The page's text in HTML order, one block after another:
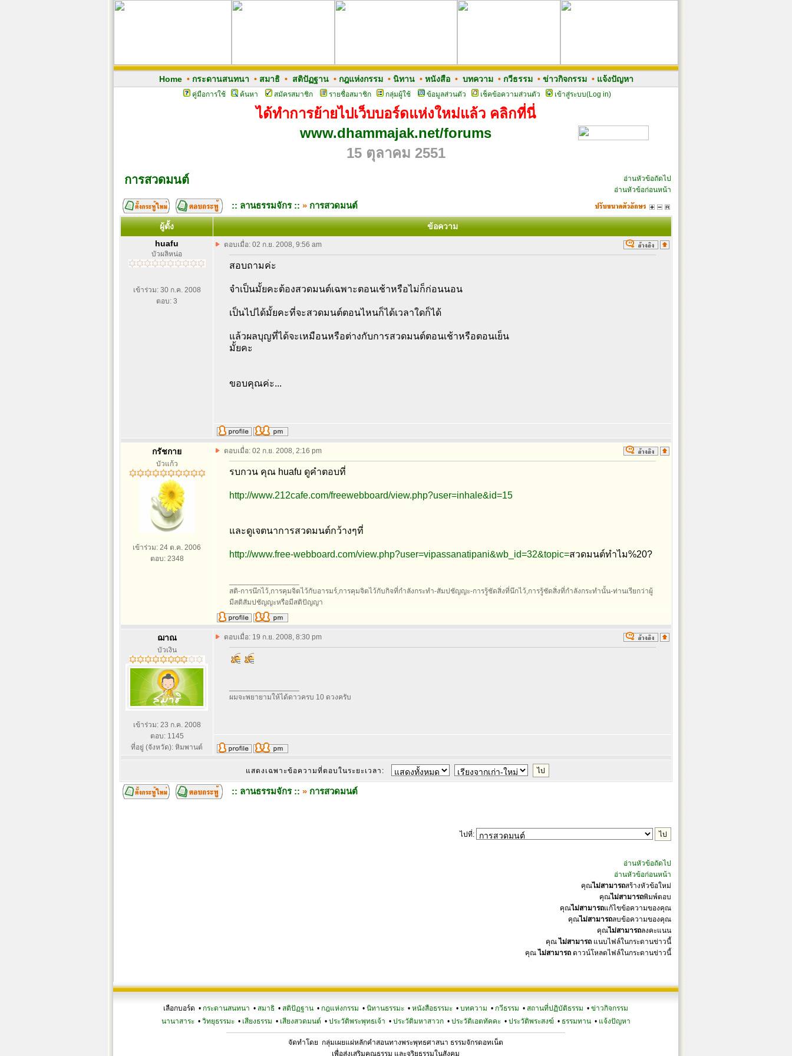
Home• กระดานสนทนา • สมาธิ• สติปัฏฐาน• กฎแห่งกรรม• นิทาน• หนังสือ• บทความ• กวีธรรม• ข่าวกิจกรรม• แจ้งปัญหา
คู่มือการใช้ ค้นหา สมัครสมาชิก รายชื่อสมาชิก กลุ่มผู้ใช้ ข้อมูลส่วนตัว เช็คข้อความส่วนตัว เข้าสู่ระบบ(Log in)
ได้ทำการย้ายไปเว็บบอร์ดแห่งใหม่แล้ว คลิกที่นี่
www.dhammajak.net/forums
15 ตุลาคม 2551
การสวดมนต์
อ่านหัวข้อถัดไป
อ่านหัวข้อก่อนหน้า
:: ลานธรรมจักร :: » การสวดมนต์
ผู้ตั้ง
ข้อความ
huafu
บัวผลิหน่อ
เข้าร่วม: 30 ก.ค. 2008
ตอบ: 3
ตอบเมื่อ: 02 ก.ย. 2008, 9:56 am
สอบถามค่ะ
จำเป็นมั้ยคะต้องสวดมนต์เฉพาะตอนเช้าหรือไม่ก็ก่อนนอน
เป็นไปได้มั้ยคะที่จะสวดมนต์ตอนไหนก็ได้เวลาใดก็ได้
แล้วผลบุญที่ได้จะเหมือนหรือต่างกับการสวดมนต์ตอนเช้าหรือตอนเย็น
มั้ยคะ
ขอบคุณค่ะ...
กรัชกาย
บัวแก้ว
เข้าร่วม: 24 ต.ค. 2006
ตอบ: 2348
ตอบเมื่อ: 02 ก.ย. 2008, 2:16 pm
รบกวน คุณ huafu ดูคำตอบที่
http://www.212cafe.com/freewebboard/view.php?user=inhale&id=15
และดูเจตนาการสวดมนต์กว้างๆที่
http://www.free-webboard.com/view.php?user=vipassanatipani&wb_id=32&topic=สวดมนต์ทำไม%20?
สติ-การนึกไว้,การคุมจิตไว้กับอารมร์,การคุมจิตไว้กับกิจที่กำลังกระทำ-สัมปชัญญะ-การรู้ชัดสิ่งที่นึกไว้,การรู้ชัดสิ่งที่กำลังกระทำนั้น-ท่านเรียกว่าผู้
มีสติสัมปชัญญะหรือมีสติปัญญา
ฌาณ
บัวเงิน
เข้าร่วม: 23 ก.ค. 2008
ตอบ: 1145
ที่อยู่ (จังหวัด): หิมพานต์
ตอบเมื่อ: 19 ก.ย. 2008, 8:30 pm
ผมจะพยายามให้ได้ดาวครบ 10 ดวงครับ
แสดงเฉพาะข้อความที่ตอบในระยะเวลา:
:: ลานธรรมจักร :: » การสวดมนต์
ไปที่:
อ่านหัวข้อถัดไป
อ่านหัวข้อก่อนหน้า
คุณไม่สามารถสร้างหัวข้อใหม่
คุณไม่สามารถพิมพ์ตอบ
คุณไม่สามารถแก้ไขข้อความของคุณ
คุณไม่สามารถลบข้อความของคุณ
คุณไม่สามารถลงคะแนน
คุณ ไม่สามารถ แนบไฟล์ในกระดานข่าวนี้
คุณ ไม่สามารถ ดาวน์โหลดไฟล์ในกระดานข่าวนี้
เลือกบอร์ด • กระดานสนทนา • สมาธิ • สติปัฏฐาน • กฎแห่งกรรม • นิทานธรรมะ • หนังสือธรรมะ • บทความ • กวีธรรม • สถานที่ปฏิบัติธรรม • ข่าวกิจกรรม
นานาสาระ• วิทยุธรรมะ• เสียงธรรม • เสียงสวดมนต์ • ประวัติพระพุทธเจ้า • ประวัติมหาสาวก• ประวัติเอตทัคคะ• ประวัติพระสงฆ์ • ธรรมทาน• แจ้งปัญหา
จัดทำโดย กลุ่มเผยแผ่หลักคำสอนทางพระพุทธศาสนา ธรรมจักรดอทเน็ต
เพื่อส่งเสริมคุณธรรม และจริยธรรมในสังคม